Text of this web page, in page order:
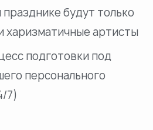
будут только
харизматичные артисты
подготовки под
персонального
7)